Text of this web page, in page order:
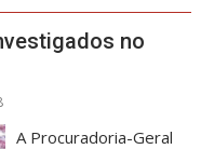
no
A Procuradoria-Geral